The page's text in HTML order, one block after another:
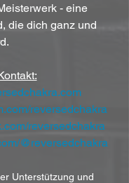
- eine
die dich ganz und
reversedchakra
reversedchakra
@reversedchakra
Unterstützung und